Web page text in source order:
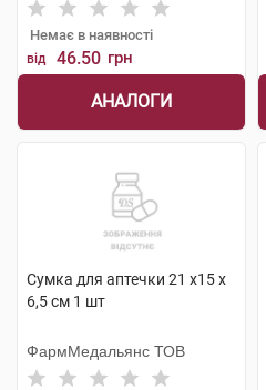
Немає в наявності
від 46.50 грн
АНАЛОГИ
Сумка для аптечки 21 х15 х
6,5 см 1 шт
ФармМедальянс ТОВ